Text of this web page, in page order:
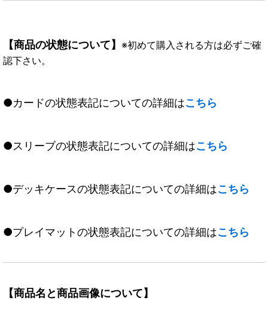
【商品の状態について】 ※初めて購入される方は必ずご確
認下さい。
●カードの状態表記についての詳細はこちら
●スリーブの状態表記についての詳細はこちら
●デッキケースの状態表記についての詳細はこちら
●プレイマットの状態表記についての詳細はこちら
【商品名と商品画像について】